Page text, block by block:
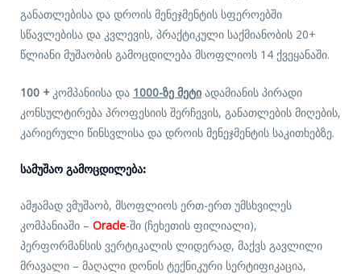
განათლებისა და დროის მენეჯმენტის სფეროებში
სწავლებისა და კვლევის, პრაქტიკული საქმიანობის 20+
წლიანი მუშაობის გამოცდილება მსოფლიოს 14 ქვეყანაში.
100 +კომპანიისა და 1000-ზე მეტი ადამიანის პირადი
კონსულტირება პროფესიის შერჩევის, განათლების მიღების,
კარიერული წინსვლისა და დროის მენეჯმენტის საკითხებზე.
Სამუშაო Გამოცდილება:
ამჟამად ვმუშაობ, მსოფლიოს ერთ-ერთ უმსხვილეს
კომპანიაში – Oracle-ში (ჩეხეთის ფილიალი),
პერფორმანსის ვერტიკალის ლიდერად, მაქვს გავლილი
მრავალი – მაღალი დონის ტექნიკური სერტიფიკაცია,